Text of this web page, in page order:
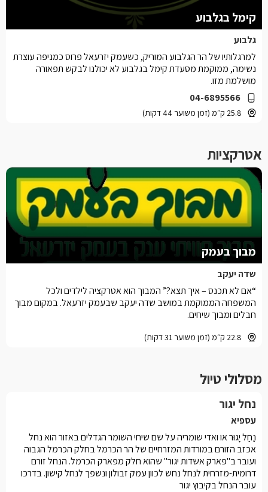
קימל בגלבוע
גלבוע
04-6895566
25.8 ק״מ (זמן משוער 44 דקות)
למרגלותיו של הר הגלבוע המוריק, כשעמק יזרעאל פרוס כמניפה עוצרת
נשימה, ממוקמת מסעדת קימל בגלבוע לא יכולנו לבקש תפאורה
מושלמת מזו.
אטרקציות
מבוך בעמק
שדה יעקב
22.8 ק״מ (זמן משוער 31 דקות)
“אם לא תכנס – איך תצא?” המבוך הוא אטרקציה לילדים ולכל
המשפחה הממוקמת במושב שדה יעקב שבעמק יזרעאל. במקום מבוך
חבלים ומבוך שיחים.
מסלולי טיול
נחל יגור
עספיא
נַחַל יָגוּר או ואדי שומריה על שם שיחי השומר הגדלים באזור הוא נחל
אכזב הזורם במורדות המזרחיים של הר הכרמל בחלק הכרמל הגבוה
ועובר ב"פארק אשדות יגור" שהוא חלק מפארק הכרמל. הנחל זורם
דרומית-מזרחית לנחל נחש לכוון עמק זבולון ונשפך לנחל קישון. בדרכו
עובר הנחל בקיבוץ יגור